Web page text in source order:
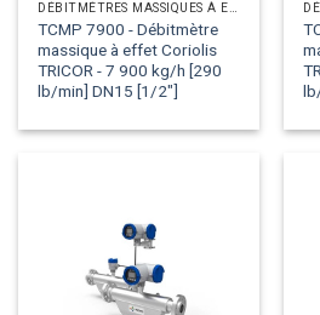
DÉBITMÈTRES MASSIQUES À EFFET CORIOLIS
TCMP 7900 - Débitmètre
massique à effet Coriolis
TRICOR - 7 900 kg/h [290
lb/min] DN15 [1/2"]